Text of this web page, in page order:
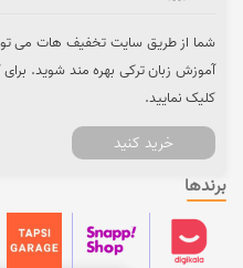
آموزش زبان ترکی بهره مند شوید.
کلیک نمایید.
خرید کنید
برندها